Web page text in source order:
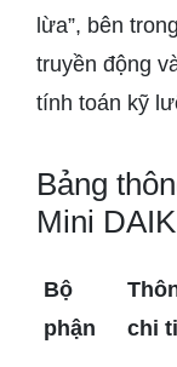
lừa”, bên
truyền động
tính toán kỹ
Bảng
Mini
Bộ
phận
chi